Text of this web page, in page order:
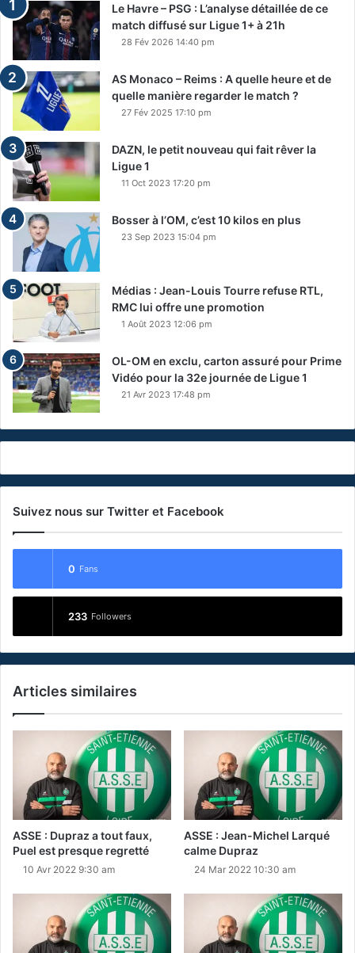
Le Havre – PSG : L’analyse détaillée de ce
match diffusé sur Ligue 1+ à 21h
28 Fév 2026 14:40 pm
AS Monaco – Reims : A quelle heure et de
quelle manière regarder le match ?
27 Fév 2025 17:10 pm
DAZN, le petit nouveau qui fait rêver la
Ligue 1
11 Oct 2023 17:20 pm
Bosser à l’OM, c’est 10 kilos en plus
23 Sep 2023 15:04 pm
Médias : Jean-Louis Tourre refuse RTL,
RMC lui offre une promotion
1 Août 2023 12:06 pm
OL-OM en exclu, carton assuré pour Prime
Vidéo pour la 32e journée de Ligue 1
21 Avr 2023 17:48 pm
Suivez nous sur Twitter et Facebook
0 Fans
233 Followers
Articles similaires
ASSE : Dupraz a tout faux,
Puel est presque regretté
10 Avr 2022 9:30 am
ASSE : Jean-Michel Larqué
calme Dupraz
24 Mar 2022 10:30 am